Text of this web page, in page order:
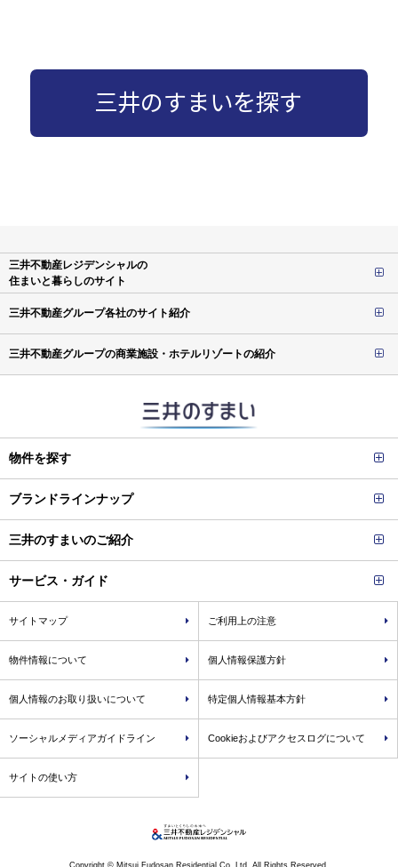
三井のすまいを探す
三井不動産レジデンシャルの
住まいと暮らしのサイト
三井不動産グループ各社のサイト紹介
三井不動産グループの商業施設・ホテルリゾートの紹介
物件を探す
ブランドラインナップ
三井のすまいのご紹介
サービス・ガイド
サイトマップ ご利用上の注意
物件情報について 個人情報保護方針
個人情報のお取り扱いについて 特定個人情報基本方針
ソーシャルメディアガイドライン Cookieおよびアクセスログについて
サイトの使い方
Copyright © Mitsui Fudosan Residential Co.,Ltd. All Rights Reserved.